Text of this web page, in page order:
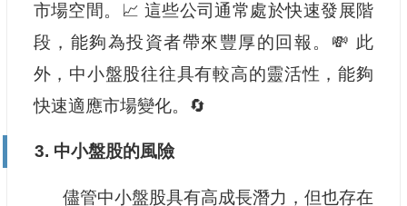
市場空間。📈 這些公司通常處於快速發展階
段，能夠為投資者帶來豐厚的回報。💸 此
外，中小盤股往往具有較高的靈活性，能夠
快速適應市場變化。🔄
3. 中小盤股的風險
儘管中小盤股具有高成長潛力，但也存在